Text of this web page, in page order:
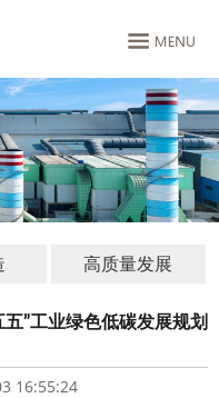
高质量发展
”工业绿色低碳发展规划
16:55:24